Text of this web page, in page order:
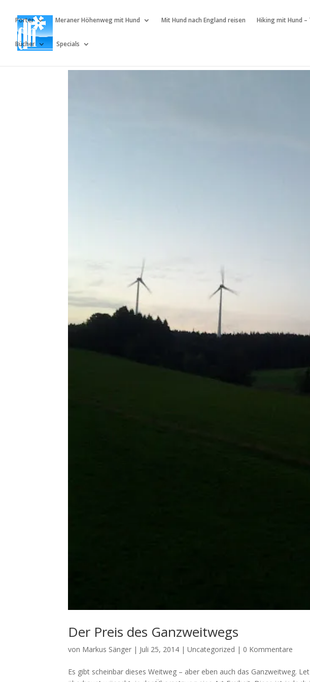
Porter Meraner Höhenweg mit Hund Mit Hund nach England reisen Hiking mit Hund
Bücher Specials
Der Preis des Ganzweitwegs
von Markus Sänger | Juli 25, 2014 |Uncategorized | 0 Kommentare
Es gibt scheinbar dieses Weitweg – aber eben auch das Ganzweitweg.